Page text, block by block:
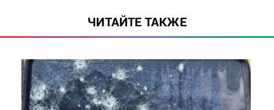
ЧИТАЙТЕ ТАКЖЕ